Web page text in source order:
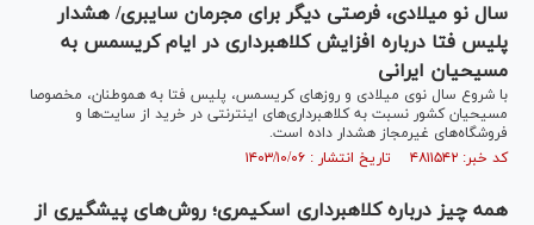
سال نو میلادی، فرصتی دیگر برای مجرمان سایبری/ هشدار
پلیس فتا درباره افزایش کلاهبرداری در ایام کریسمس به
مسیحیان ایرانی
با شروع سال نوی میلادی و روز‌های کریسمس، پلیس فتا به هموطنان، مخصوصا
مسیحیان کشور نسبت به کلاهبرداری‌های اینترنتی در خرید از سایت‌ها و
فروشگاه‌های غیرمجاز هشدار داده است.
کد خبر: ۴۸۱۱۵۴۲ تاریخ انتشار : ۱۴۰۳/۱۰/۰۶
همه چیز درباره کلاهبرداری اسکیمری؛ روش‌های پیشگیری از